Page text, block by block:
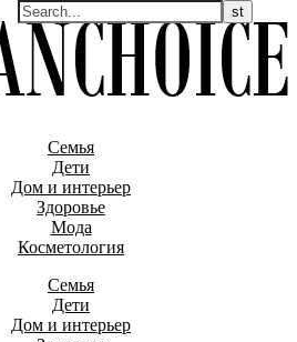
Семья
Дети
Дом и интерьер
Здоровье
Мода
Косметология
Семья
Дети
Дом и интерьер